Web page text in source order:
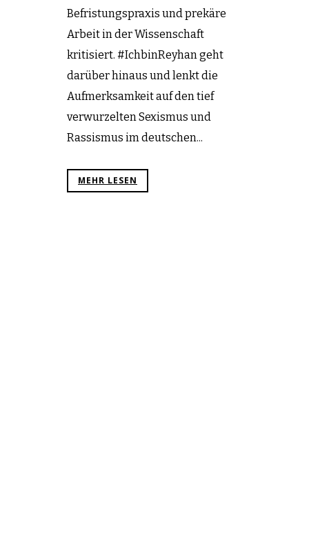
Befristungspraxis und prekäre
Arbeit in der Wissenschaft
kritisiert. #IchbinReyhan geht
darüber hinaus und lenkt die
Aufmerksamkeit auf den tief
verwurzelten Sexismus und
Rassismus im deutschen...
MEHR LESEN